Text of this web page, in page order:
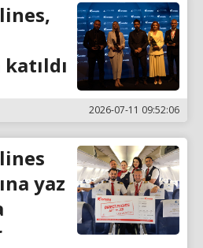
2026-07-11 09:52:06
yaz